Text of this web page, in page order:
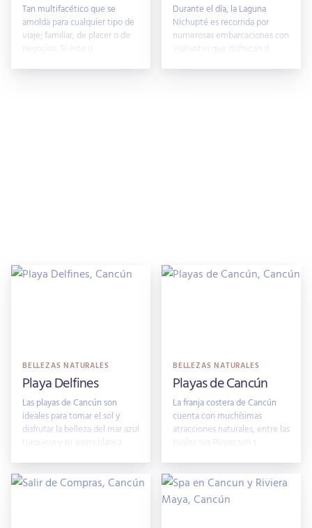
Tan multifacético que se
amolda para cualquier tipo de
viaje; familiar, de placer o de
negocios. Si este ú
Durante el día, la Laguna
Nichupté es recorrida por
numerosas embarcaciones con
visitantes que disfrutan d
BELLEZAS NATURALES
Playa Delfines
Las playas de Cancún son
ideales para tomar el sol y
disfrutar la belleza del mar azul
turquesa y su arena blanca
BELLEZAS NATURALES
Playas de Cancún
La franja costera de Cancún
cuenta con muchísimas
atracciones naturales, entre las
cuales sus Playas son s